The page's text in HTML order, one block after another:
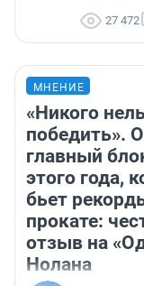
27 472
МНЕНИЕ
«Никого
победить».
главный
этого года,
бьет
прокате:
отзыв на
Нолана